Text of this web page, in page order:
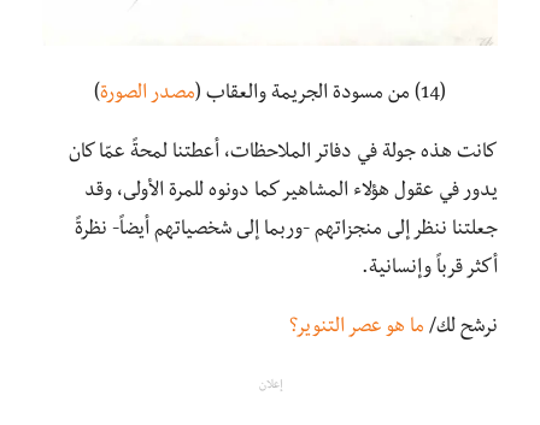
(14) من مسودة الجريمة والعقاب ( مصدر الصورة)
كانت هذه جولة في دفاتر الملاحظات، أعطتنا لمحةً عمّا كان
يدور في عقول هؤلاء المشاهير كما دونوه للمرة الأولى، وقد
جعلتنا ننظر إلى منجزاتهم -وربما إلى شخصياتهم أيضاً- نظرةً
أكثر قرباً وإنسانية.
نرشح لك/ ما هو عصر التنوير؟
إعلان